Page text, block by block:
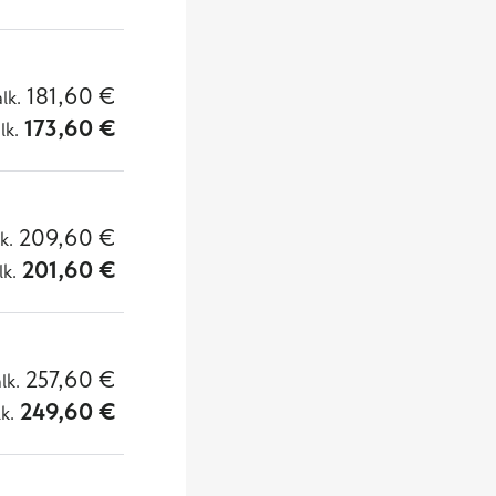
181,60 €
173,60€
209,60 €
201,60€
257,60 €
249,60€